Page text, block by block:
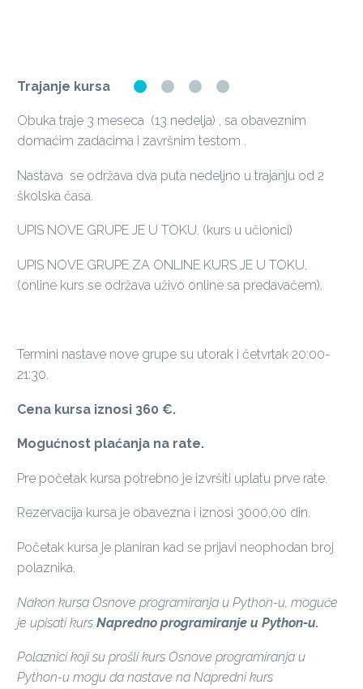
Trajanje kursa
Obuka traje 3 meseca (13 nedelja) , sa obaveznim
domaćim zadacima i završnim testom .
Nastava se održava dva puta nedeljno u trajanju od 2
školska časa.
UPIS NOVE GRUPE JE U TOKU. (kurs u učionici)
UPIS NOVE GRUPE ZA ONLINE KURS JE U TOKU.
(online kurs se održava uživo online sa predavačem).
Termini nastave nove grupe su utorak i četvrtak 20:00-
21:30.
Cena kursa iznosi 360 €.
Mogućnost plaćanja na rate.
Pre početak kursa potrebno je izvršiti uplatu prve rate.
Rezervacija kursa je obavezna i iznosi 3000,00 din.
Početak kursa je planiran kad se prijavi neophodan broj
polaznika.
Nakon kursa Osnove programiranja u Python-u, moguće
je upisati kurs Napredno programiranje u Python-u.
Polaznici koji su prošli kurs Osnove programiranja u
Python-u mogu da nastave na Napredni kurs